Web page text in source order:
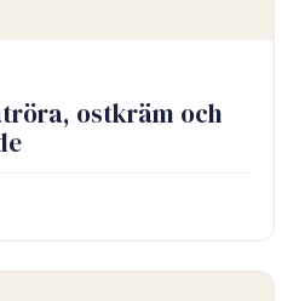
ostkräm och